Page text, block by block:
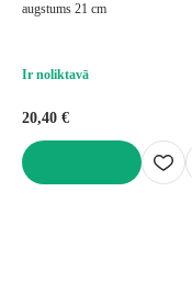
augstums 21 cm
Ir noliktavā
20,40 €